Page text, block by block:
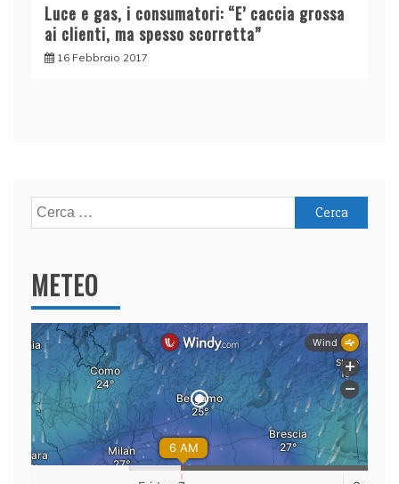
Luce e gas, i consumatori: “E’ caccia grossa
ai clienti, ma spesso scorretta”
16 Febbraio 2017
Ricerca
per:
METEO